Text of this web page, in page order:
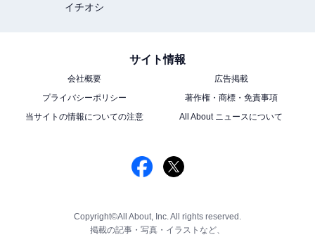
イチオシ
サイト情報
会社概要
広告掲載
プライバシーポリシー
著作権・商標・免責事項
当サイトの情報についての注意
All About ニュースについて
Copyright©All About, Inc. All rights reserved.
掲載の記事・写真・イラストなど、